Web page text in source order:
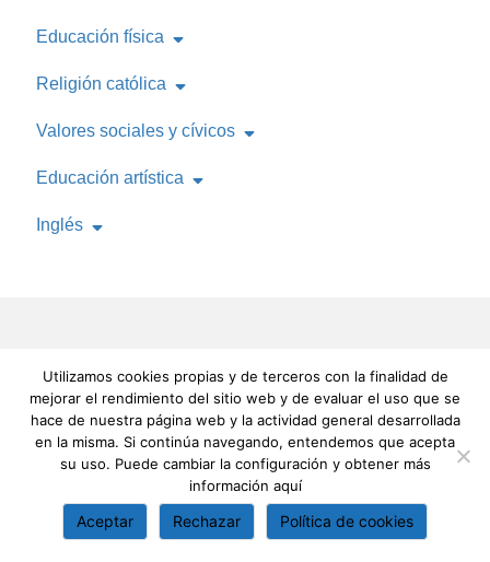
Educación física
Religión católica
Valores sociales y cívicos
Educación artística
Inglés
Utilizamos cookies propias y de terceros con la finalidad de
mejorar el rendimiento del sitio web y de evaluar el uso que se
hace de nuestra página web y la actividad general desarrollada
en la misma. Si continúa navegando, entendemos que acepta
su uso. Puede cambiar la configuración y obtener más
información aquí
Aceptar Rechazar Política de cookies